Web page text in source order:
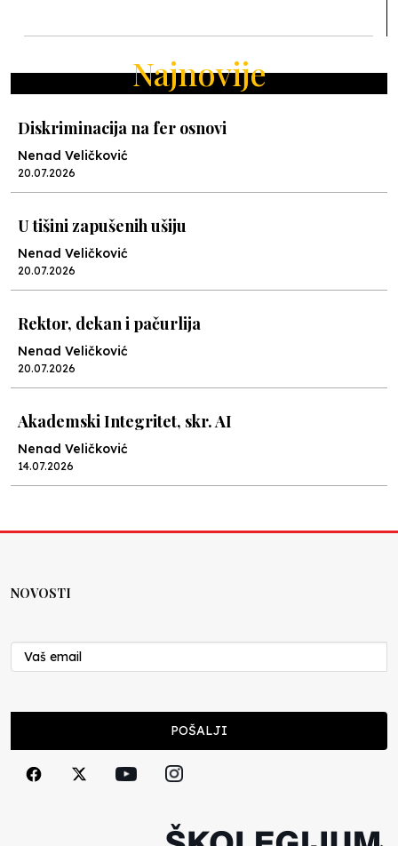
Najnovije
Diskriminacija na fer osnovi
Nenad Veličković
20.07.2026
U tišini zapušenih ušiju
Nenad Veličković
20.07.2026
Rektor, dekan i pačurlija
Nenad Veličković
20.07.2026
Akademski Integritet, skr. AI
Nenad Veličković
14.07.2026
Nenad Veličković
19.06.2026
Ocjenjivanje od jedan do pet
NOVOSTI
POŠALJI